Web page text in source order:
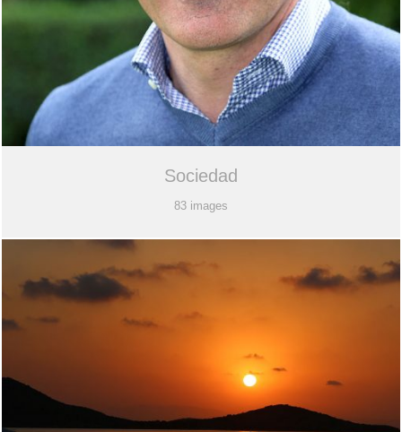
Sociedad
83 images